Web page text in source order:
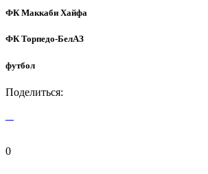
ФК Маккаби Хайфа
ФК Торпедо-БелАЗ
футбол
Поделиться:
0